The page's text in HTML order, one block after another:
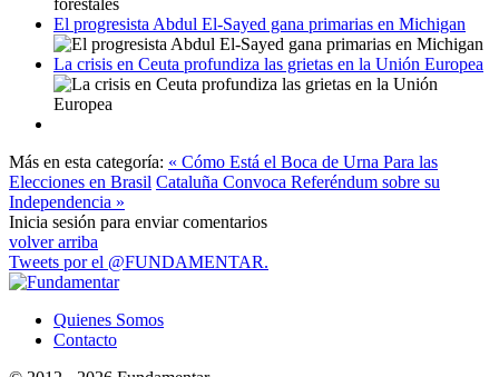
El progresista Abdul El-Sayed gana primarias en Michigan
La crisis en Ceuta profundiza las grietas en la Unión Europea
Más en esta categoría: « Cómo Está el Boca de Urna Para las
Elecciones en Brasil Cataluña Convoca Referéndum sobre su
Independencia »
Inicia sesión para enviar comentarios
volver arriba
Tweets por el @FUNDAMENTAR.
Quienes Somos
Contacto